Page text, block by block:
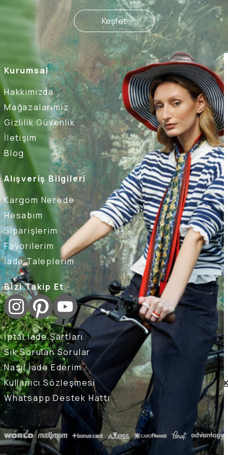
Kurumsal
Hakkımızda
Mağazalarımız
Gizlilik Güvenlik
İletişim
Blog
Alışveriş Bilgileri
Kargom Nerede
Hesabım
Siparişlerim
Favorilerim
İade Taleplerim
Bizi Takip Et
İptal İade Şartları
Sık Sorulan Sorular
Nasıl İade Ederim
Kullanıcı Sözleşmesi
Whatsapp Destek Hattı
Keşfet